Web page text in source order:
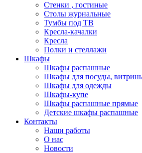
Стенки , гостиные
Столы журнальные
Тумбы под ТВ
Кресла-качалки
Кресла
Полки и стеллажи
Шкафы
Шкафы распашные
Шкафы для посуды,
Шкафы для одежды
Шкафы-купе
Шкафы распашные прямые
Детские шкафы распашные
Контакты
Наши работы
О нас
Новости